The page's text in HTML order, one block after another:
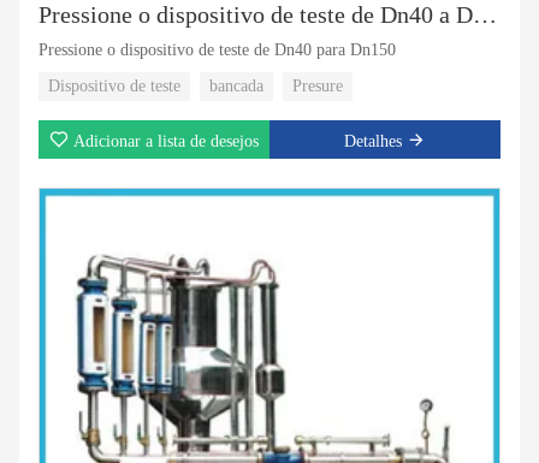
Pressione o dispositivo de teste de Dn40 a Dn150
Pressione o dispositivo de teste de Dn40 para Dn150
Dispositivo de teste
bancada Presure
Adicionar a lista de desejos Detalhes